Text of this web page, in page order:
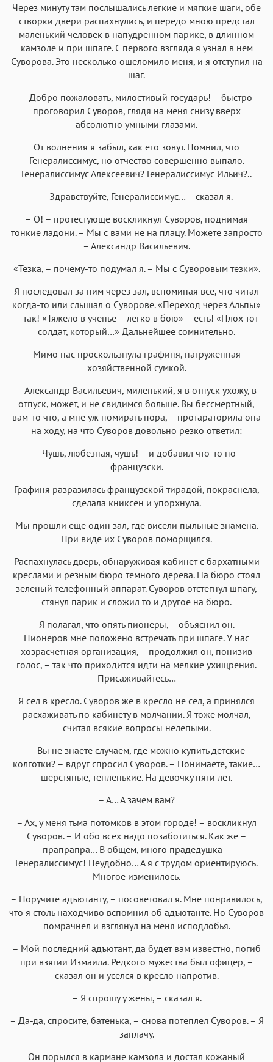
Через минуту там послышались легкие и мягкие шаги, обе
створки двери распахнулись, и передо мною предстал
маленький человек в напудренном парике, в длинном
камзоле и при шпаге. С первого взгляда я узнал в нем
Суворова. Это несколько ошеломило меня, и я отступил на
шаг.
– Добро пожаловать, милостивый государь! – быстро
проговорил Суворов, глядя на меня снизу вверх
абсолютно умными глазами.
От волнения я забыл, как его зовут. Помнил, что
Генералиссимус, но отчество совершенно выпало.
Генералиссимус Алексеевич? Генералиссимус Ильич?..
– Здравствуйте, Генералиссимус… – сказал я.
– О! – протестующе воскликнул Суворов, поднимая
тонкие ладони. – Мы с вами не на плацу. Можете запросто
– Александр Васильевич.
«Тезка, – почему-то подумал я. – Мы с Суворовым тезки».
Я последовал за ним через зал, вспоминая все, что читал
когда-то или слышал о Суворове. «Переход через Альпы»
– так! «Тяжело в ученье – легко в бою» – есть! «Плох тот
солдат, который…» Дальнейшее сомнительно.
Мимо нас проскользнула графиня, нагруженная
хозяйственной сумкой.
– Александр Васильевич, миленький, я в отпуск ухожу, в
отпуск, может, и не свидимся больше. Вы бессмертный,
вам-то что, а мне уж помирать пора, – протараторила она
на ходу, на что Суворов довольно резко ответил:
– Чушь, любезная, чушь! – и добавил что-то по-
французски.
Графиня разразилась французской тирадой, покраснела,
сделала книксен и упорхнула.
Мы прошли еще один зал, где висели пыльные знамена.
При виде их Суворов поморщился.
Распахнулась дверь, обнаруживая кабинет с бархатными
креслами и резным бюро темного дерева. На бюро стоял
зеленый телефонный аппарат. Суворов отстегнул шпагу,
стянул парик и сложил то и другое на бюро.
– Я полагал, что опять пионеры, – объяснил он. –
Пионеров мне положено встречать при шпаге. У нас
хозрасчетная организация, – продолжил он, понизив
голос, – так что приходится идти на мелкие ухищрения.
Присаживайтесь…
Я сел в кресло. Суворов же в кресло не сел, а принялся
расхаживать по кабинету в молчании. Я тоже молчал,
считая всякие вопросы нелепыми.
– Вы не знаете случаем, где можно купить детские
колготки? – вдруг спросил Суворов. – Понимаете, такие…
шерстяные, тепленькие. На девочку пяти лет.
– А… А зачем вам?
– Ах, у меня тьма потомков в этом городе! – воскликнул
Суворов. – И обо всех надо позаботиться. Как же –
прапрапра… В общем, много прадедушка –
Генералиссимус! Неудобно… А я с трудом ориентируюсь.
Многое изменилось.
– Поручите адъютанту, – посоветовал я. Мне понравилось,
что я столь находчиво вспомнил об адъютанте. Но Суворов
помрачнел и взглянул на меня исподлобья.
– Мой последний адъютант, да будет вам известно, погиб
при взятии Измаила. Редкого мужества был офицер, –
сказал он и уселся в кресло напротив.
– Я спрошу у жены, – сказал я.
– Да-да, спросите, батенька, – снова потеплел Суворов. – Я
заплачу.
Он порылся в кармане камзола и достал кожаный